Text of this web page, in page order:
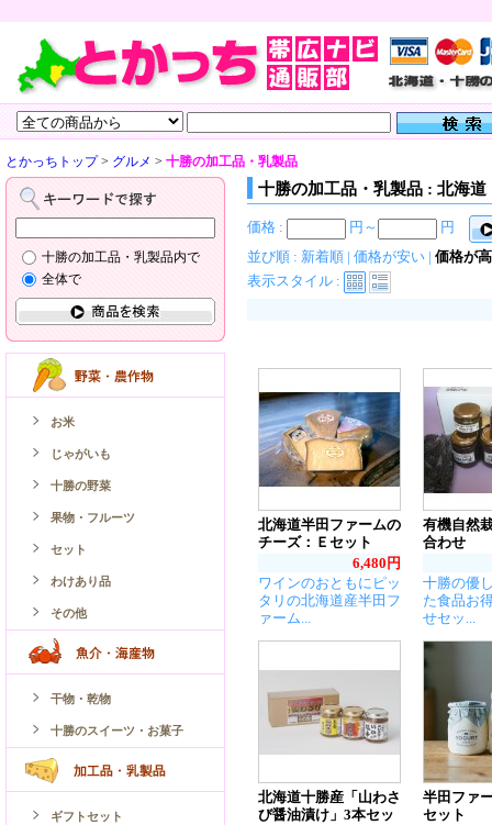
とかっちトップ> グルメ > 十勝の加工品・乳製品
十勝の加工品・乳製品 : 北海
価格 : 円～
円
並び順 : 新着順 | 価格が安い | 価格が
表示スタイル :
北海道半田ファームの
チーズ：Ｅセット
6,480円
ワインのおともにピッ
タリの北海道産半田フ
ァーム...
有機自然
合わせ
十勝の優
た食品お
せセッ...
北海道十勝産「山わさ
び醤油漬け」3本セッ
半田ファ
セット
十勝の加工品・乳製品内で
全体で
お米
じゃがいも
十勝の野菜
果物・フルーツ
セット
わけあり品
その他
干物・乾物
十勝のスイーツ・お菓子
ギフトセット